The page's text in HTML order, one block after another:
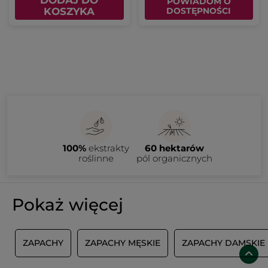
KOSZYKA
DOSTĘPNOŚCI
100% ekstrakty
roślinne
60 hektarów
pól organicznych
Pokaż więcej
ZAPACHY ZAPACHY MĘSKIE ZAPACHY DAMSKIE